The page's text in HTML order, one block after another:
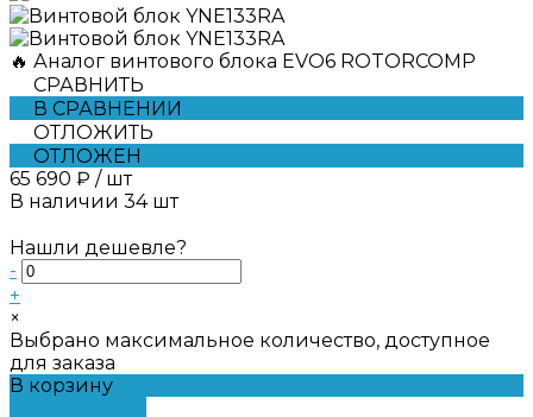
🔥 Аналог винтового блока EVO6 ROTORCOMP
СРАВНИТЬ
В СРАВНЕНИИ
ОТЛОЖИТЬ
ОТЛОЖЕН
65 690 ₽ / шт
В наличии 34 шт
Нашли дешевле?
-
+
×
Выбрано максимальное количество, доступное
для заказа
В корзину